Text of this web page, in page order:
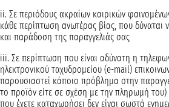
ii. Σε περιόδους ακραίων καιρικών
κάθε περίπτωση ανωτέρας βίας, που δύναται
και παράδοση της παραγγελιάς σας
iii. Σε περίπτωση που είναι αδύνατη η
ηλεκτρονικού ταχυδρομείου (e-mail)
παρουσιαστεί κάποιο πρόβλημα στην
το προϊόν είτε σε σχέση με την πληρωμή του)
που έχετε καταχωρήσει δεν είναι σωστά